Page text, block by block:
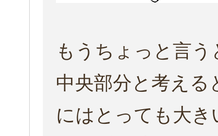
もうちょっと言
中央部分と考える
にはとっても大